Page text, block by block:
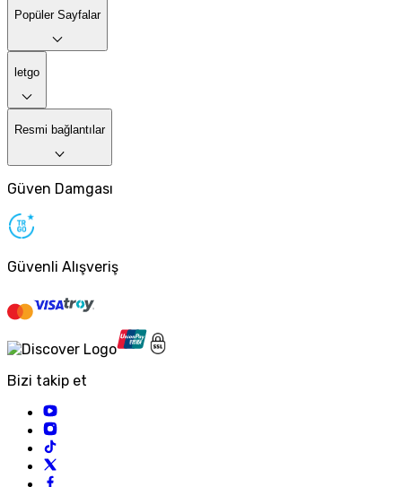
Popüler Sayfalar
letgo
Resmi bağlantılar
Güven Damgası
Güvenli Alışveriş
Bizi takip et